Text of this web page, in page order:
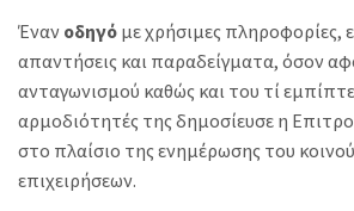
Έναν οδηγό με χρήσιμες πληροφορίες,
απαντήσεις και παραδείγματα, όσον
ανταγωνισμού καθώς και του τί
αρμοδιότητές της δημοσίευσε η
στο πλαίσιο της ενημέρωσης του
επιχειρήσεων.